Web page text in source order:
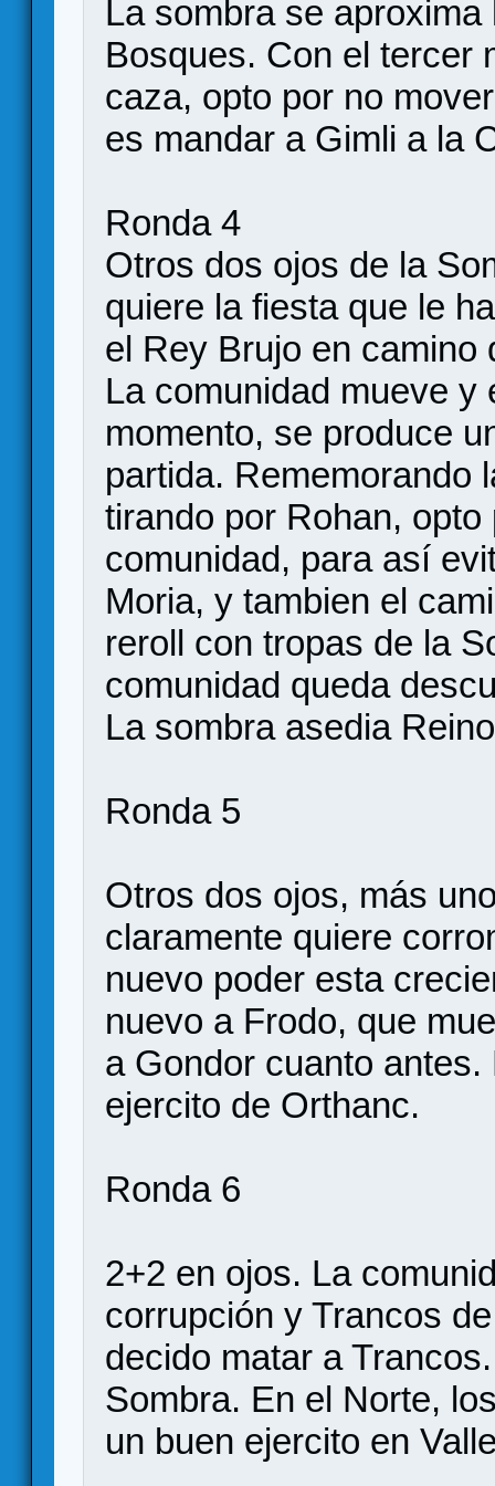
La sombra se
Bosques. Con el tercer
caza, opto por no
es mandar a Gimli a la
Ronda 4
Otros dos ojos de la
quiere la fiesta que le
el Rey Brujo en camino
La comunidad mueve y
momento, se produce
partida. Rememorando
tirando por Rohan,
comunidad, para así
Moria, y tambien el
reroll con tropas de la
comunidad queda
La sombra asedia
Ronda 5
Otros dos ojos, más
claramente quiere
nuevo poder esta
nuevo a Frodo, que
a Gondor cuanto
ejercito de Orthanc.
Ronda 6
2+2 en ojos. La
corrupción y Trancos
decido matar a
Sombra. En el Norte,
un buen ejercito en